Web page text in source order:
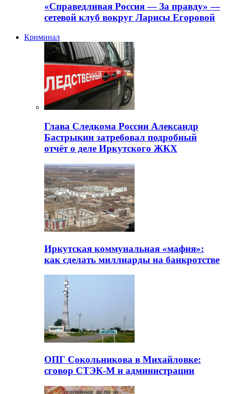
«Справедливая Россия — За правду» —
сетевой клуб вокруг Ларисы Егоровой
Криминал
Глава Следкома России Александр
Бастрыкин затребовал подробный
отчёт о деле Иркутского ЖКХ
Иркутская коммунальная «мафия»:
как сделать миллиарды на банкротстве
ОПГ Сокольникова в Михайловке:
сговор СТЭК-М и администрации